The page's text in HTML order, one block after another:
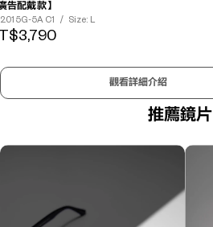
告配戴款】
5A C1
/ Size: L
觀看詳細介紹
推薦鏡片